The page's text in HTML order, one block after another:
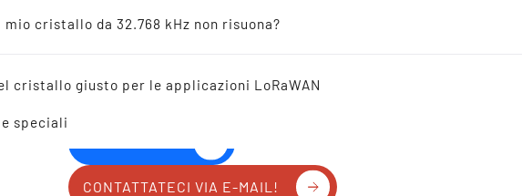
speciali
mio cristallo da 32.768 kHz non risuona?
cristallo giusto per le applicazioni LoRaWAN
CONTATTATECI VIA E-MAIL!